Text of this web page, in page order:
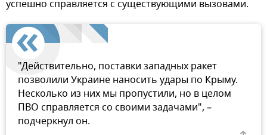
успешно справляется с существующими вызовами.
"Действительно, поставки западных ракет
позволили Украине наносить удары по Крыму.
Несколько из них мы пропустили, но в целом
ПВО справляется со своими задачами", –
подчеркнул он.